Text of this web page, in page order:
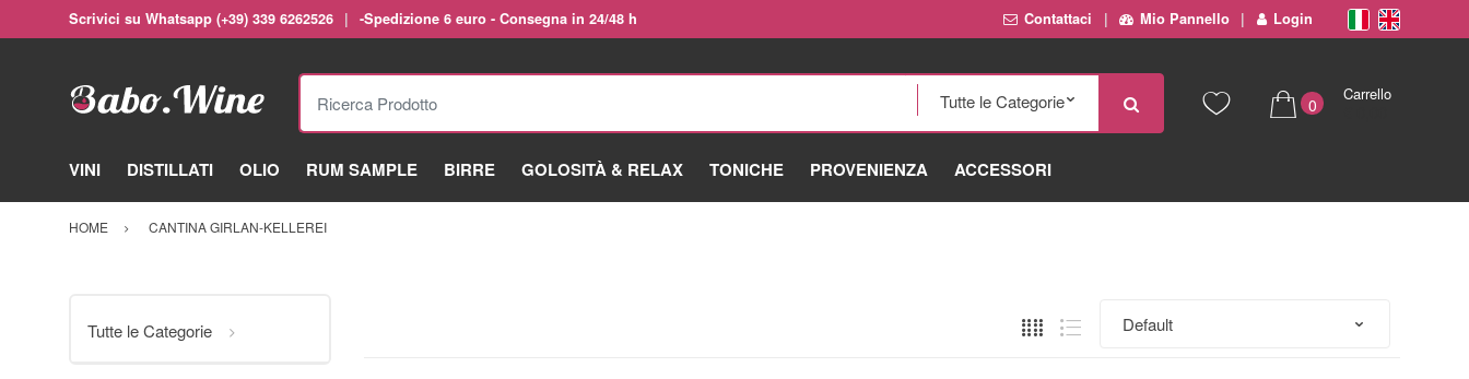
Scrivici su Whatsapp (+39) 339 6262526 -Spedizione 6 euro - Consegna in 24/48 h Contattaci Mio Pannello Login
Ricerca Prodotto
0
Carrello
VINI DISTILLATI OLIO RUM SAMPLE BIRRE GOLOSITÀ & RELAX TONICHE PROVENIENZA ACCESSORI
HOME CANTINA GIRLAN-KELLEREI
Tutte le Categorie